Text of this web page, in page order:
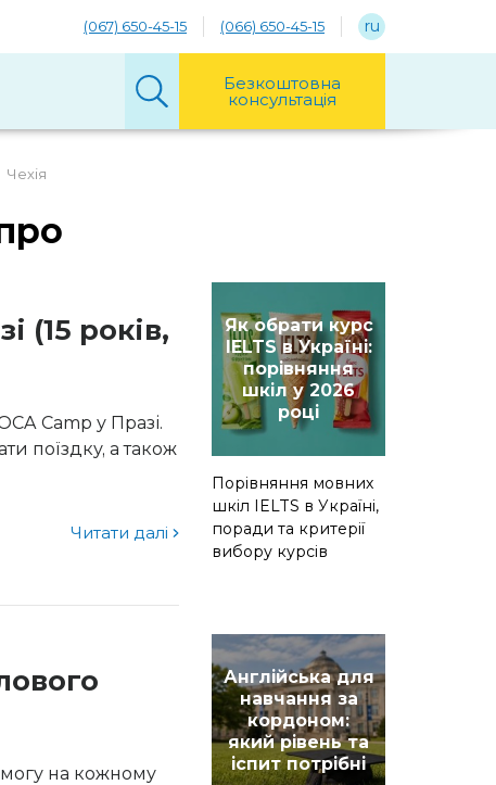
(067) 650-45-15 (066) 650-45-15 ru
Безкоштовна
консультація
Чехія
(15 років,
Camp у Празі.
поїздку, а також
Читати далі
на кожному
Як обрати курс
IELTS в Україні:
порівняння
шкіл у 2026
році
Порівняння мовних
шкіл IELTS в Україні,
поради та критерії
вибору курсів
Англійська для
навчання за
кордоном:
який рівень та
іспит потрібні